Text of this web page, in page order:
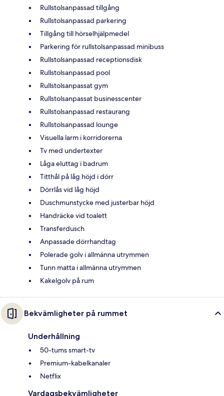
Rullstolsanpassad tillgång
Rullstolsanpassad parkering
Tillgång till hörselhjälpmedel
Parkering för rullstolsanpassad minibuss
Rullstolsanpassad receptionsdisk
Rullstolsanpassad pool
Rullstolsanpassat gym
Rullstolsanpassat businesscenter
Rullstolsanpassad restaurang
Rullstolsanpassad lounge
Visuella larm i korridorerna
Tv med undertexter
Låga eluttag i badrum
Titthål på låg höjd i dörr
Dörrlås vid låg höjd
Duschmunstycke med justerbar höjd
Handräcke vid toalett
Transferdusch
Anpassade dörrhandtag
Polerade golv i allmänna utrymmen
Tunn matta i allmänna utrymmen
Kakelgolv på rum
Bekvämligheter på rummet
Underhållning
50-tums smart-tv
Premium-kabelkanaler
Netflix
Vardagsbekvämligheter